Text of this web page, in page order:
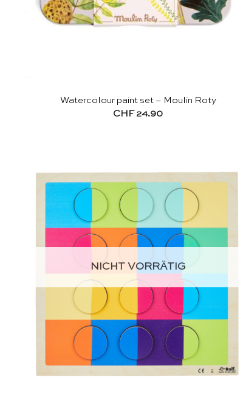
Watercolour paint set – Moulin Roty
CHF24.90
NICHT VORRÄTIG